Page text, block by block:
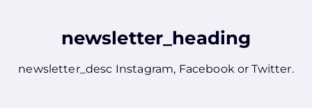
newsletter_heading
newsletter_desc Instagram, Facebook orTwitter.